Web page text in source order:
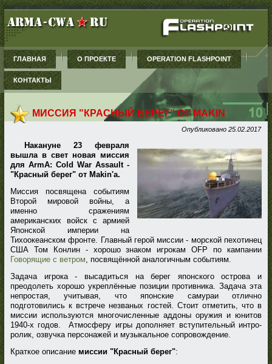
ГЛАВНАЯ О ПРОЕКТЕ OPERATION FLASHPOINT
КОНТАКТЫ
МИССИЯ "КРАСНЫЙ БЕРЕГ" ОТ MAKIN
Опубликовано 25.02.2017
Накануне 23 февраля
вышла в свет новая миссия
для ArmA: Cold War Assault -
"Красный берег" от Makin'a.
Миссия посвящена событиям
Второй мировой войны, а
именно сражениям
американских войск с армией
Японской империи на
Тихоокеанском фронте. Главный герой миссии - морской пехотинец
США Том Конлин - хорошо знаком игрокам OFP по кампании
Говорящие с ветром, посвящённой аналогичным событиям.
Задача игрока - высадиться на берег японского острова и
преодолеть хорошо укреплённые позиции противника. Задача эта
непростая, учитывая, что японские самураи отлично
подготовились к встрече незваных гостей. Стоит отметить, что в
миссии используются многочисленные аддоны оружия и юнитов
1940-х годов. Атмосферу игры дополняет вступительный интро-
ролик, озвучка персонажей и музыкальное сопровождение.
Краткое описание миссии "Красный берег":